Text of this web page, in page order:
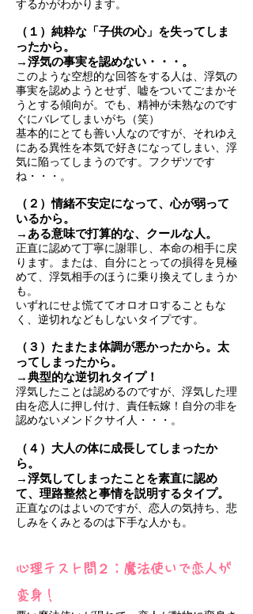
するかがわかります。
（１）純粋な「子供の心」を失ってしま
ったから。
→浮気の事実を認めない・・・。
このような空想的な回答をする人は、浮気の
事実を認めようとせず、嘘をついてごまかそ
うとする傾向が。でも、精神が未熟なのです
ぐにバレてしまいがち（笑）
基本的にとても善い人なのですが、それゆえ
にある異性を本気で好きになってしまい、浮
気に陥ってしまうのです。フクザツです
ね・・・。
（２）情緒不安定になって、心が弱って
いるから。
→ある意味で打算的な、クールな人。
正直に認めて丁寧に謝罪し、本命の相手に戻
ります。または、自分にとっての損得を見極
めて、浮気相手のほうに乗り換えてしまうか
も。
いずれにせよ慌ててオロオロすることもな
く、逆切れなどもしないタイプです。
（３）たまたま体調が悪かったから。太
ってしまったから。
→典型的な逆切れタイプ！
浮気したことは認めるのですが、浮気した理
由を恋人に押し付け、責任転嫁！自分の非を
認めないメンドクサイ人・・・。
（４）大人の体に成長してしまったか
ら。
→浮気してしまったことを素直に認め
て、理路整然と事情を説明するタイプ。
正直なのはよいのですが、恋人の気持ち、悲
しみをくみとるのは下手な人かも。
心理テスト問２：魔法使いで恋人が
変身！